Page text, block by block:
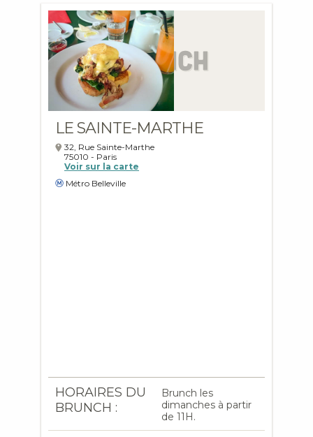
LE SAINTE-MARTHE
32, Rue Sainte-Marthe
75010 - Paris
Voir sur la carte
Métro Belleville
HORAIRES DU
BRUNCH :
Brunch les
dimanches à partir
de 11H.